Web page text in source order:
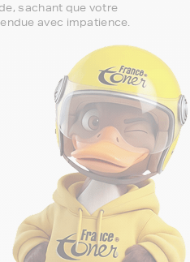
sachant que votre
avec impatience.